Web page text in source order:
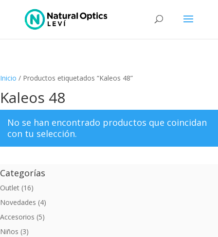
Inicio / Productos etiquetados “Kaleos 48”
Kaleos 48
No se han encontrado productos que coincidan
con tu selección.
Categorías
Outlet (16)
Novedades (4)
Accesorios (5)
Niños (3)